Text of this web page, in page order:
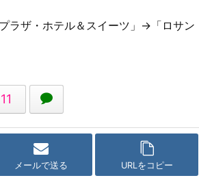
ラザ・ホテル＆スイーツ」→「ロサン
11
メールで送る URLをコピー